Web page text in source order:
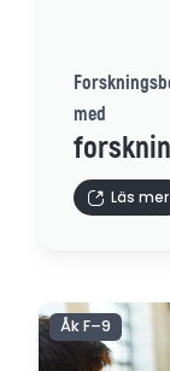
med
Läs mer
Åk F–9